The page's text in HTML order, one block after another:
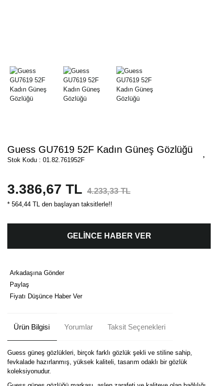
Guess GU7619 52F Kadın Güneş Gözlüğü
Stok Kodu : 01.82.761952F
3.386,67 TL 4.233,33 TL
* 564,44 TL den başlayan taksitlerle!!
GELİNCE HABER VER
Arkadaşına Gönder
Paylaş
Fiyatı Düşünce Haber Ver
Ürün Bilgisi Yorumlar Taksit Seçenekleri
Guess güneş gözlükleri, birçok farklı gözlük şekli ve stiline sahip,
fevkalade hazırlanmış, yüksek kaliteli, tasarım odaklı bir gözlük
koleksiyonudur.